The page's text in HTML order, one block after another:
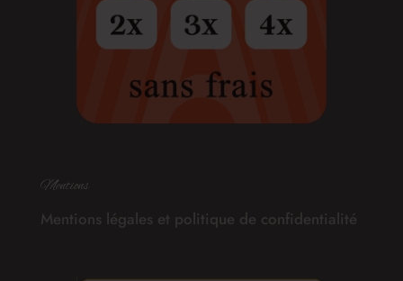
Mentions
Mentions légales et politique de confidentialité